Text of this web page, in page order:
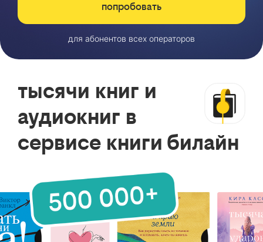
попробовать
для абонентов всех операторов
тысячи книг и
аудиокниг в
сервисе книги билайн